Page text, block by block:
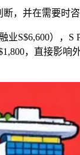
，并在需要时咨
S$6,600），
，直接影